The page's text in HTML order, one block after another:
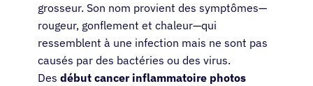
grosseur. Son nom provient des symptômes—
rougeur, gonflement et chaleur—qui
ressemblent à une infection mais ne sont pas
causés par des bactéries ou des virus.
Des début cancer inflammatoire photos